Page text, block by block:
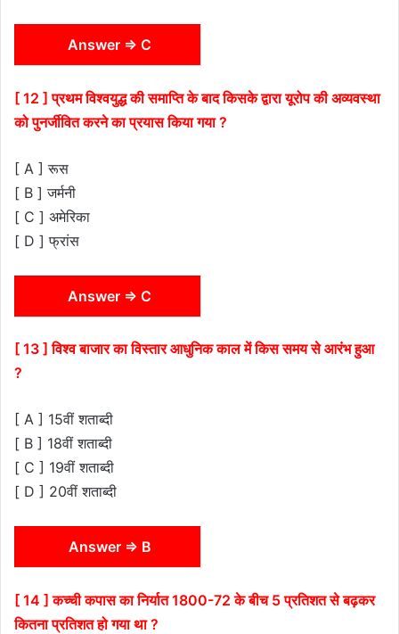
Answer ⇒ C
[ 12 ] प्रथम विश्वयुद्ध की समाप्ति के बाद किसके द्वारा यूरोप की अव्यवस्था
को पुनर्जीवित करने का प्रयास किया गया ?
[ A ] रूस
[ B ] जर्मनी
[ C ] अमेरिका
[ D ] फ्रांस
Answer ⇒ C
[ 13 ] विश्व बाजार का विस्तार आधुनिक काल में किस समय से आरंभ हुआ
?
[ A ] 15वीं शताब्दी
[ B ] 18वीं शताब्दी
[ C ] 19वीं शताब्दी
[ D ] 20वीं शताब्दी
Answer ⇒ B
[ 14 ] कच्ची कपास का निर्यात 1800-72 के बीच 5 प्रतिशत से बढ़कर
कितना प्रतिशत हो गया था ?